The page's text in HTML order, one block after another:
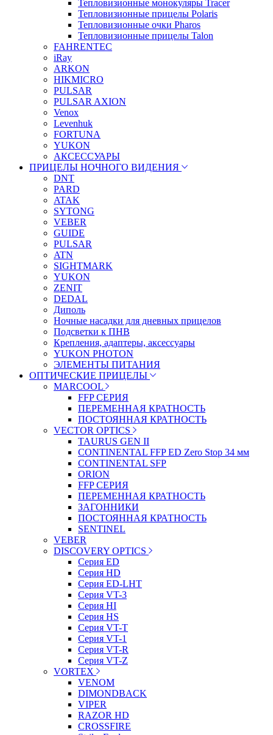
Тепловизионные монокуляры Tracer
Тепловизионные прицелы Polaris
Тепловизионные очки Pharos
Тепловизионные прицелы Talon
FAHRENTEC
iRay
ARKON
HIKMICRO
PULSAR
PULSAR AXION
Venox
Levenhuk
FORTUNA
YUKON
АКСЕССУАРЫ
ПРИЦЕЛЫ НОЧНОГО ВИДЕНИЯ
DNT
PARD
ATAK
SYTONG
VEBER
GUIDE
PULSAR
ATN
SIGHTMARK
YUKON
ZENIT
DEDAL
Диполь
Ночные насадки для дневных прицелов
Подсветки к ПНВ
Крепления, адаптеры, аксессуары
YUKON PHOTON
ЭЛЕМЕНТЫ ПИТАНИЯ
ОПТИЧЕСКИЕ ПРИЦЕЛЫ
MARCOOL
FFP СЕРИЯ
ПЕРЕМЕННАЯ КРАТНОСТЬ
ПОСТОЯННАЯ КРАТНОСТЬ
VECTOR OPTICS
TAURUS GEN II
CONTINENTAL FFP ED Zero Stop 34 мм
CONTINENTAL SFP
ORION
FFP СЕРИЯ
ПЕРЕМЕННАЯ КРАТНОСТЬ
ЗАГОННИКИ
ПОСТОЯННАЯ КРАТНОСТЬ
SENTINEL
VEBER
DISCOVERY OPTICS
Серия ED
Серия HD
Серия ED-LHT
Серия VT-3
Серия HI
Серия HS
Серия VT-T
Серия VT-1
Серия VT-R
Серия VT-Z
VORTEX
VENOM
DIMONDBACK
VIPER
RAZOR HD
CROSSFIRE